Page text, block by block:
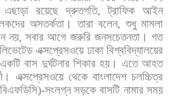
এছাড়া রয়েছে দ্রুতগতি,ট্রাফিক আইন
অসতর্কতা। তারা বলেন, শুধু মামলা
নয়, সবার আগে জরুরি জনসচেতনতা। গত
এক্সপ্রেসওয়ে ঢাকা বিশ্ববিদ্যালয়ের
একটি বাস দুর্ঘটনার শিকার হয়। এতে আহত
এক্সপ্রেসওয়ে থেকে বাংলাদেশ চলচ্চিত্র
বিএফডিসি)-সংলগ্ন সড়কে বাসটি নামার সময়